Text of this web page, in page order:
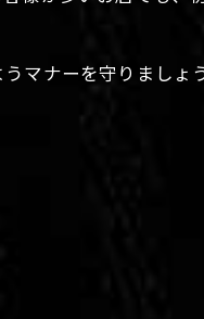
マナーを守りましょ